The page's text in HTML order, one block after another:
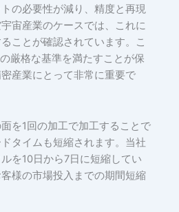
の必要性が減り、精度と再現
宙産業のケースでは、これに
ことが確認されています。こ
厳格な基準を満たすことが保
産業にとって非常に重要で
を1回の加工で加工することで
タイムも短縮されます。当社
を10日から7日に短縮してい
様の市場投入までの期間短縮